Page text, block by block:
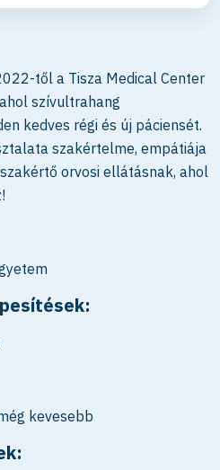
től a Tisza Medical Center
szívultrahang
kedves régi és új páciensét.
szakértelme, empátiája
orvosi ellátásnak, ahol
kevesebb